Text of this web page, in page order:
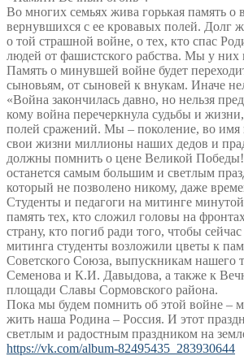
Во многих семьях жива горькая память о
вернувшихся с ее кровавых полей. Долг
о той страшной войне, о тех, кто спас
людей от фашистского рабства. Мы у них
Память о минувшей войне будет
сыновьям, от сыновей к внукам. Иначе
«Война закончилась давно, но нельзя
кому война перечеркнула судьбы и
полей сражений. Мы – поколение, во имя
свои жизни миллионы наших дедов и
должны помнить о цене Великой Победы!
останется самым большим и светлым
который не позволено никому, даже
Студенты и педагоги на митинге
память тех, кто сложил головы на
страну, кто погиб ради того, чтобы
митинга студенты возложили цветы к
Советского Союза, выпускникам нашего
Семенова и К.И. Давыдова, а также к
площади Славы Сормовского района.
Пока мы будем помнить об этой войне –
жить наша Родина – Россия. И этот
светлым и радостным праздником на
https://vk.com/album-82495435_283930644